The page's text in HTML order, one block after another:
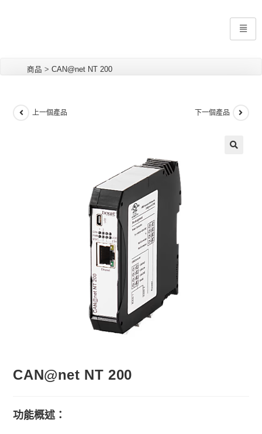
商品 > CAN@net NT 200
上一個產品 下一個產品
CAN@net NT 200
功能概述：